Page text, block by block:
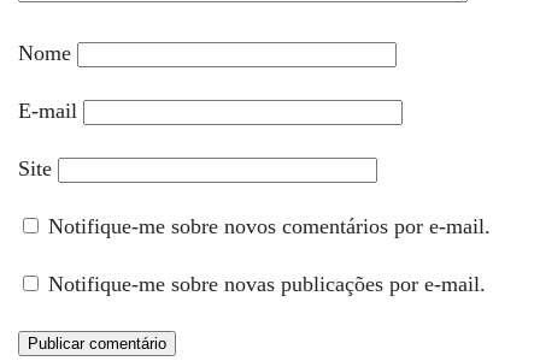
Nome
E-mail
Site
Notifique-me sobre novos comentários por e-mail.
Notifique-me sobre novas publicações por e-mail.